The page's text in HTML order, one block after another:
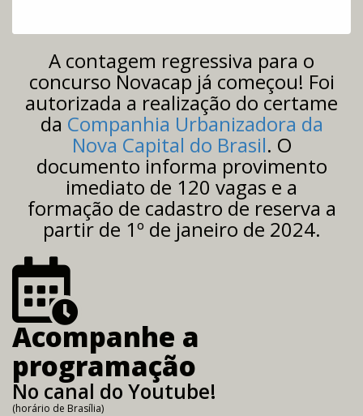
A contagem regressiva para o
concurso Novacap já começou! Foi
autorizada a realização do certame
da Companhia Urbanizadora da
Nova Capital do Brasil. O
documento informa provimento
imediato de 120 vagas e a
formação de cadastro de reserva a
partir de 1º de janeiro de 2024.
Acompanhe a
programação
No canal do Youtube!
(horário de Brasília)